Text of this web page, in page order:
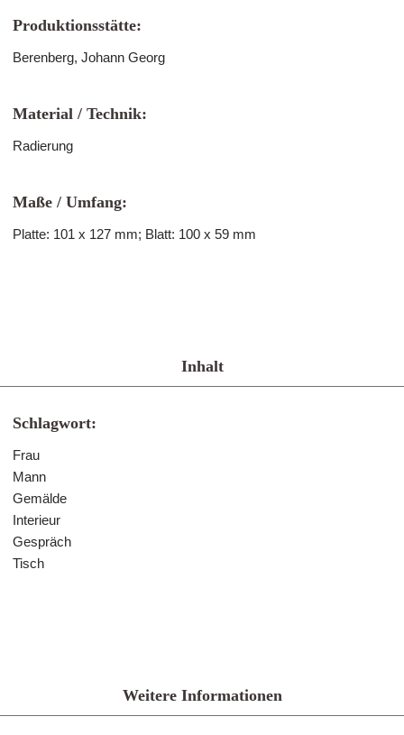
Produktionsstätte:
Berenberg, Johann Georg
Material / Technik:
Radierung
Maße / Umfang:
Platte: 101 x 127 mm; Blatt: 100 x 59 mm
Inhalt
Schlagwort:
Frau
Mann
Gemälde
Interieur
Gespräch
Tisch
Weitere Informationen